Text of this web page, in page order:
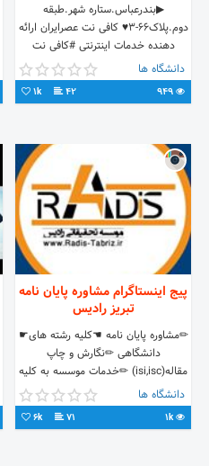
▶بندرعباس.ستاره شهر.طبقه
دوم.پلاک66-3♥ کافی نت عصرایران ارائه
دهنده خدمات اینترنتی #کافی نت
عصرایران#ستاره شهر#کارت
ملی#ابلاغیه#دانشجو#خدمات اینترنتی
دانشگاه ها
42
1k
پیج اینستاگرام مشاوره پایان نامه
تبریز رادیس
✏مشاوره پایان نامه ☚کلیه رشته های☛
دانشگاهی ✏نگارش و چاپ
مقاله(isi,isc) ✏خدمات موسسه به کلیه
نقاط ایران ☎۰۴۱۳۵۵۶۵۷۷۰ 📲
09353964863
دانشگاه ها
1k
71
6k